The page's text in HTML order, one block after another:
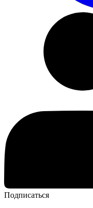
Подписаться